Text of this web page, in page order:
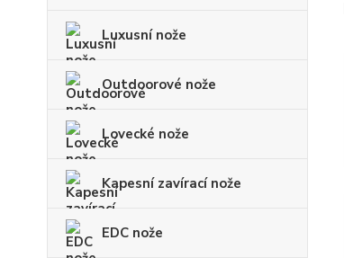
Luxusní nože
Outdoorové nože
Lovecké nože
Kapesní zavírací nože
EDC nože